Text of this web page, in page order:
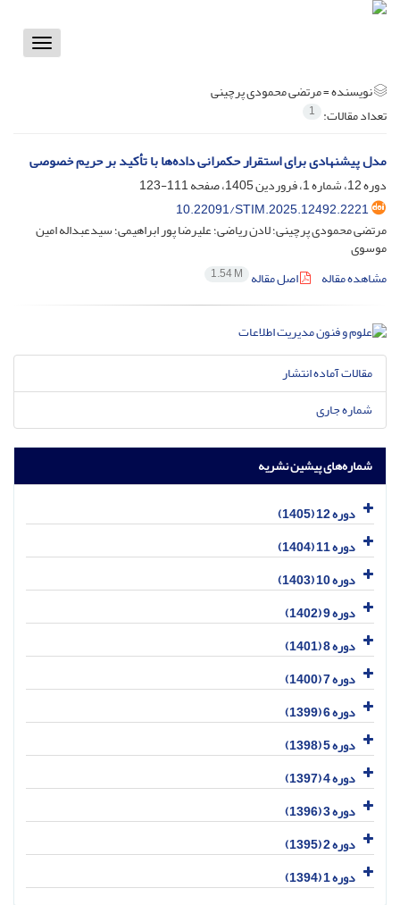
Toggle
نویسنده =مرتضی محمودی پرچینی
تعداد مقالات: 1
مدل پیشنهادی برای استقرار حکمرانی داده‌ها با تأکید بر حریم خصوصی
دوره 12، شماره 1، فروردین 1405، صفحه
111-123
10.22091/STIM.2025.12492.2221
مرتضی محمودی پرچینی؛ لادن ریاضی؛ علیرضا پور ابراهیمی؛ سیدعبداله امین
موسوی
مشاهده مقاله
اصل مقاله 1.54 M
مقالات آماده انتشار
شماره جاری
شماره‌های پیشین نشریه
دوره 12 (1405)
دوره 11 (1404)
دوره 10 (1403)
دوره 9 (1402)
دوره 8 (1401)
دوره 7 (1400)
دوره 6 (1399)
دوره 5 (1398)
دوره 4 (1397)
دوره 3 (1396)
دوره 2 (1395)
دوره 1 (1394)